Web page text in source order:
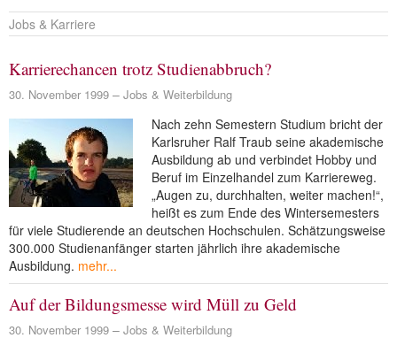
Gesundheitspolitik
Zukunftstrends
Management
Medizin & Pharma
Gesundheit
Jobs & Karriere
Mitglieder-Beiträge
NEUER BEITRAG
Jobs & Karriere
Karrierechancen trotz Studienabbruch?
30. November 1999 Jobs & Weiterbildung
Nach zehn Semestern Studium bricht der
Karlsruher Ralf Traub seine akademische
Ausbildung ab und verbindet Hobby und
Beruf im Einzelhandel zum Karriereweg.
„Augen zu, durchhalten, weiter machen!“,
heißt es zum Ende des Wintersemesters
für viele Studierende an deutschen Hochschulen. Schätzungsweise
300.000 Studienanfänger starten jährlich ihre akademische
Ausbildung. mehr...
Auf der Bildungsmesse wird Müll zu Geld
30. November 1999 Jobs & Weiterbildung